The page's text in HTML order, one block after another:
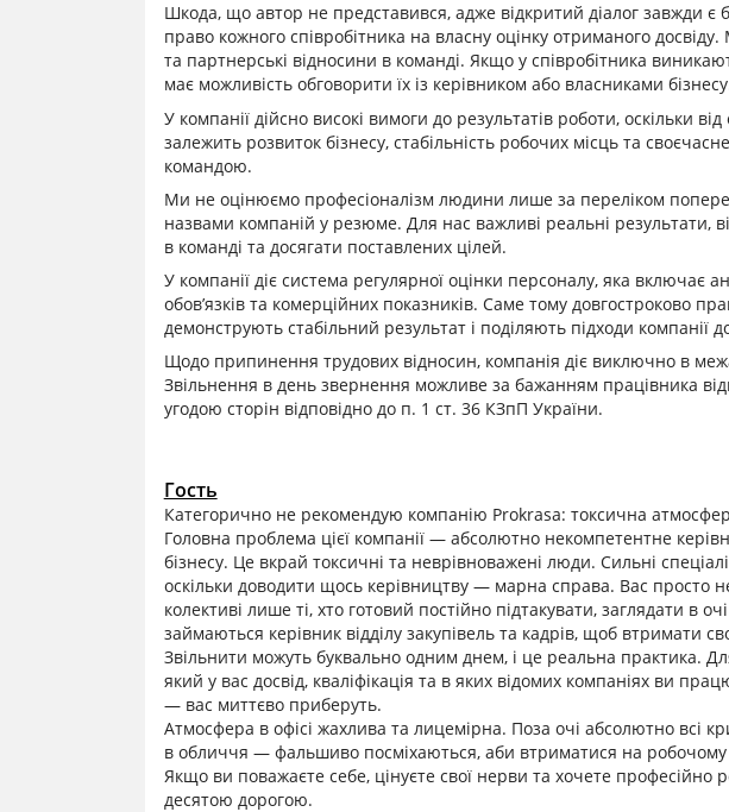
Шкода, що автор не представився, адже відкритий діалог завжди є
право кожного співробітника на власну оцінку отриманого
та партнерські відносини в команді. Якщо у співробітника
має можливість обговорити їх із керівником або власниками
У компанії дійсно високі вимоги до результатів роботи, оскільки
залежить розвиток бізнесу, стабільність робочих місць та
командою.
Ми не оцінюємо професіоналізм людини лише за переліком
назвами компаній у резюме. Для нас важливі реальні результати,
в команді та досягати поставлених цілей.
У компанії діє система регулярної оцінки персоналу, яка включає
обов’язків та комерційних показників. Саме тому довгостроково
демонструють стабільний результат і поділяють підходи компанії
Щодо припинення трудових відносин, компанія діє виключно в
Звільнення в день звернення можливе за бажанням працівника
угодою сторін відповідно до п. 1 ст. 36 КЗпП України.
Гость
Категорично не рекомендую компанію Prokrasa: токсична
Головна проблема цієї компанії — абсолютно некомпетентне
бізнесу. Це вкрай токсичні та неврівноважені люди. Сильні
оскільки доводити щось керівництву — марна справа. Вас просто
колективі лише ті, хто готовий постійно підтакувати, заглядати в
займаються керівник відділу закупівель та кадрів, щоб втримати
Звільнити можуть буквально одним днем, і це реальна практика.
який у вас досвід, кваліфікація та в яких відомих компаніях ви
— вас миттєво приберуть.
Атмосфера в офісі жахлива та лицемірна. Поза очі абсолютно всі
в обличчя — фальшиво посміхаються, аби втриматися на робочому
Якщо ви поважаєте себе, цінуєте свої нерви та хочете професійно
десятою дорогою.